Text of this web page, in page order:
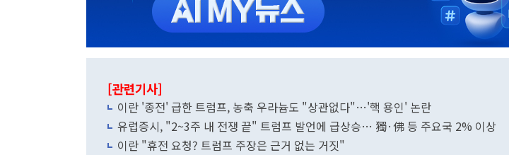
[관련기사]
이란 '종전' 급한 트럼프, 농축 우라늄도 "상관없다"…'핵 용인' 논란
유럽증시, "2~3주 내 전쟁 끝" 트럼프 발언에 급상승… 獨·佛 등 주요국 2% 이상
이란 "휴전 요청? 트럼프 주장은 근거 없는 거짓"